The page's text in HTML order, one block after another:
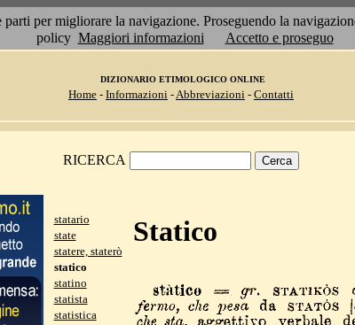
per migliorare la navigazione. Proseguendo la
policy Maggiori informazioni Accetto e proseguo
DIZIONARIO ETIMOLOGICO ONLINE
Home - Informazioni -Abbreviazioni - Contatti
RICERCA
statario
state
statere, staterò
statico
statino
statista
statistica
Statico